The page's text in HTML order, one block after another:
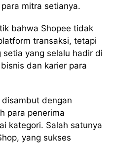
mitra setianya.
bahwa Shopee tidak
transaksi, tetapi
yang selalu hadir di
dan karier para
dengan
para penerima
kategori. Salah satunya
yang sukses